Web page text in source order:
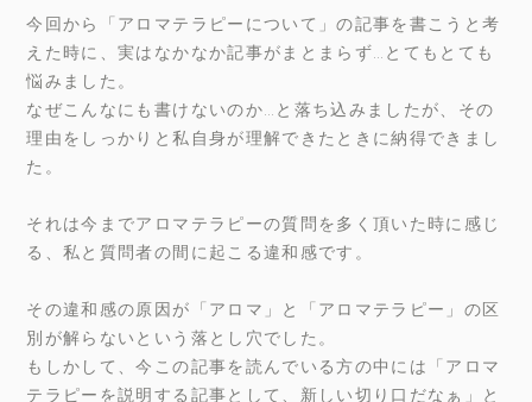
今回から「アロマテラピーについて」の記事を書こうと考
えた時に、実はなかなか記事がまとまらず…とてもとても
悩みました。
なぜこんなにも書けないのか…と落ち込みましたが、その
理由をしっかりと私自身が理解できたときに納得できまし
た。
それは今までアロマテラピーの質問を多く頂いた時に感じ
る、私と質問者の間に起こる違和感です。
その違和感の原因が「アロマ」と「アロマテラピー」の区
別が解らないという落とし穴でした。
もしかして、今この記事を読んでいる方の中には「アロマ
テラピーを説明する記事として、新しい切り口だなぁ」と